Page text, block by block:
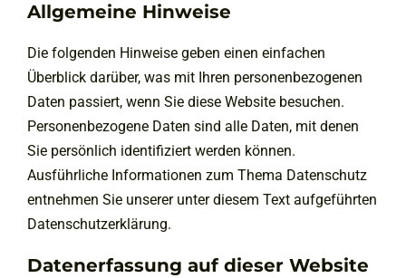
Allgemeine Hinweise
Die folgenden Hinweise geben einen einfachen
Überblick darüber, was mit Ihren personenbezogenen
Daten passiert, wenn Sie diese Website besuchen.
Personenbezogene Daten sind alle Daten, mit denen
Sie persönlich identifiziert werden können.
Ausführliche Informationen zum Thema Datenschutz
entnehmen Sie unserer unter diesem Text aufgeführten
Datenschutzerklärung.
Datenerfassung auf dieser Website